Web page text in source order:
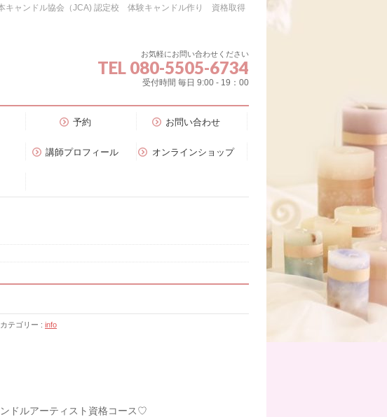
ャンドル協会（JCA) 認定校 体験キャンドル作り 資格取得
お気軽にお問い合わせください
TEL 080-5505-6734
受付時間 毎日 9:00 - 19：00
予約 お問い合わせ
講師プロフィール オンラインショップ
カテゴリー : info
ドルアーティスト資格コース♡